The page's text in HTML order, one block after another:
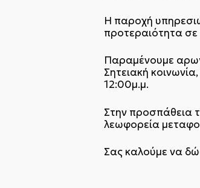
Η παροχή
προτεραιότητα σε
Παραμένουμε
Σητειακή
12:00μ.μ.
Στην προσπάθεια
λεωφορεία
Σας καλούμε να